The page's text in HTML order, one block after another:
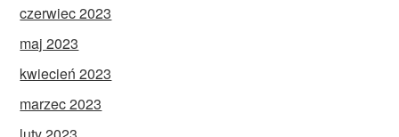
czerwiec 2023
maj 2023
kwiecień 2023
marzec 2023